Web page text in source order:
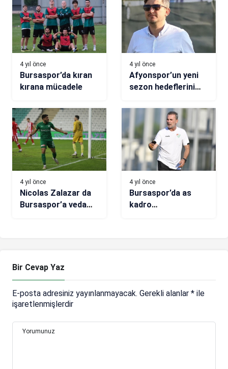
4 yıl önce
Bursaspor’da kıran
kırana mücadele
4 yıl önce
Afyonspor’un yeni
sezon hedeflerini
açıkladı
4 yıl önce
Nicolas Zalazar da
Bursaspor’a veda
4 yıl önce
Bursaspor’da as
kadro
Bir Cevap Yaz
E-posta adresiniz yayınlanmayacak. Gerekli alanlar * ile
işaretlenmişlerdir
Yorumunuz